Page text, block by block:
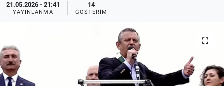
21.05.2026 - 21:41
YAYINLANMA
14
GÖSTERIM